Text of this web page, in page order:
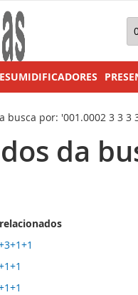
busca por: '001.0002 3 3 3
da